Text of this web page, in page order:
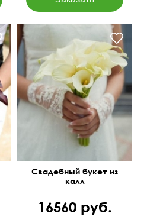
25 см 25 см
Свадебный букет из
калл
16560 руб.